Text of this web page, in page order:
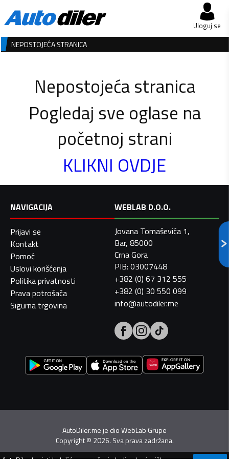
Uloguj se
NEPOSTOJEĆA STRANICA
Nepostojeća stranica
Pogledaj sve oglase na
početnoj strani
KLIKNI OVDJE
NAVIGACIJA
Prijavi se
Kontakt
Pomoć
Uslovi korišćenja
Politika privatnosti
Prava potrošača
Sigurna trgovina
WEBLAB D.O.O.
Jovana Tomaševića 1,
Bar, 85000
Crna Gora
PIB: 03007448
+382 (0) 67 312 555
+382 (0) 30 550 099
info@autodiler.me
AutoDiler.me je dioWebLab Grupe
Copyright© 2026. Sva prava zadržana.